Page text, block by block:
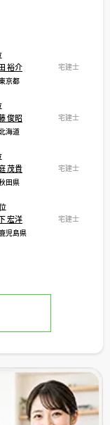
裕介
宅建士
京都
俊昭
宅建士
海道
茂貴
宅建士
田県
宏洋
宅建士
児島県